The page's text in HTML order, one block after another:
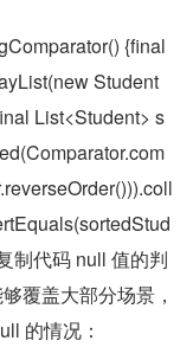
{final
Student
List<Student> s
制代码 null 值的判
覆盖大部分场景，
的情况：